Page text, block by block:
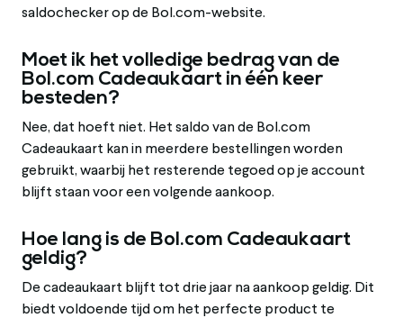
saldochecker op de Bol.com-website.
Moet ik het volledige bedrag van de
Bol.com Cadeaukaart in één keer
besteden?
Nee, dat hoeft niet. Het saldo van de Bol.com
Cadeaukaart kan in meerdere bestellingen worden
gebruikt, waarbij het resterende tegoed op je account
blijft staan voor een volgende aankoop.
Hoe lang is de Bol.com Cadeaukaart
geldig?
De cadeaukaart blijft tot drie jaar na aankoop geldig. Dit
biedt voldoende tijd om het perfecte product te